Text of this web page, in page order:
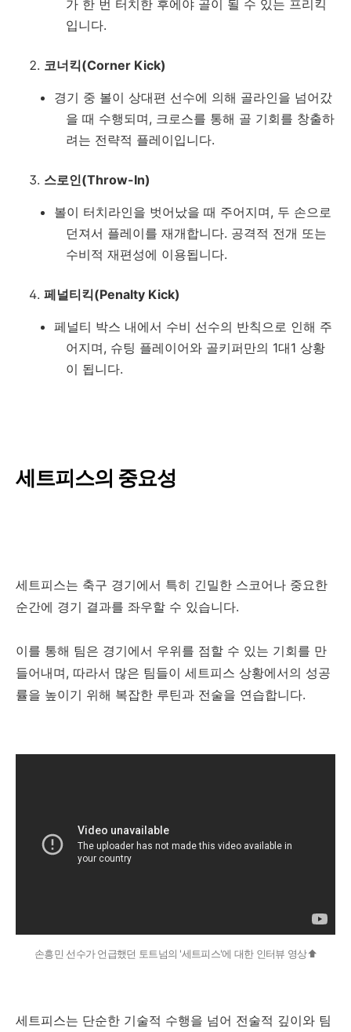
가 한 번 터치한 후에야 골이 될 수 있는 프리킥
입니다.
코너킥(Corner Kick)
경기 중 볼이 상대편 선수에 의해 골라인을 넘어갔
을 때 수행되며, 크로스를 통해 골 기회를 창출하
려는 전략적 플레이입니다.
스로인(Throw-In)
볼이 터치라인을 벗어났을 때 주어지며, 두 손으로
던져서 플레이를 재개합니다. 공격적 전개 또는
수비적 재편성에 이용됩니다.
페널티킥(Penalty Kick)
페널티 박스 내에서 수비 선수의 반칙으로 인해 주
어지며, 슈팅 플레이어와 골키퍼만의 1대1 상황
이 됩니다.
세트피스의 중요성
세트피스는 축구 경기에서 특히 긴밀한 스코어나 중요한
순간에 경기 결과를 좌우할 수 있습니다.
이를 통해 팀은 경기에서 우위를 점할 수 있는 기회를 만
들어내며, 따라서 많은 팀들이 세트피스 상황에서의 성공
률을 높이기 위해 복잡한 루틴과 전술을 연습합니다.
손흥민 선수가 언급했던 토트넘의 '세트피스'에 대한 인터뷰 영상⬆️
세트피스는 단순한 기술적 수행을 넘어 전술적 깊이와 팀